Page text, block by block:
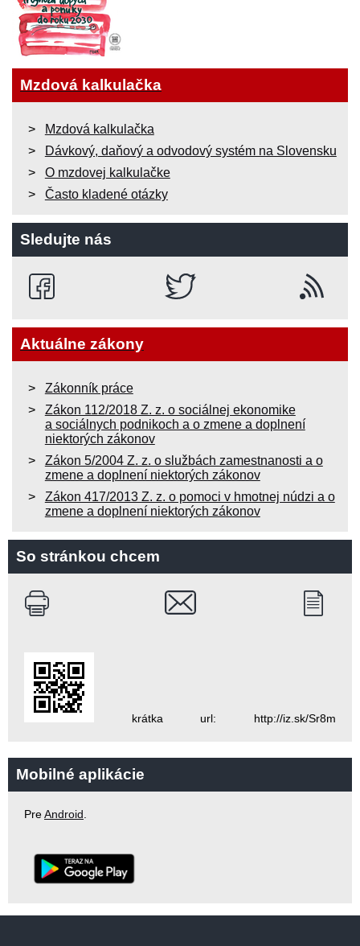
Mzdová kalkulačka
Mzdová kalkulačka
Dávkový, daňový a odvodový systém na Slovensku
O mzdovej kalkulačke
Často kladené otázky
Sledujte nás
Aktuálne zákony
Zákonník práce
Zákon 112/2018 Z. z. o sociálnej ekonomike
a sociálnych podnikoch a o zmene a doplnení
niektorých zákonov
Zákon 5/2004 Z. z. o službách zamestnanosti a o
zmene a doplnení niektorých zákonov
Zákon 417/2013 Z. z. o pomoci v hmotnej núdzi a o
zmene a doplnení niektorých zákonov
So stránkou chcem
krátka url: http://iz.sk/Sr8m
Mobilné aplikácie
PreAndroid